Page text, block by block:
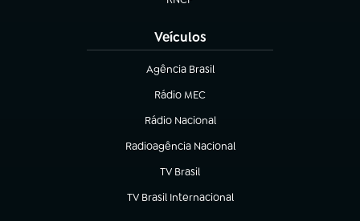
(abre em nova aba)
Veículos
Agência Brasil
(abre em nova aba)
Rádio MEC
(abre em nova aba)
Rádio Nacional
Radioagência Nacional
(abre em nova aba)
TV Brasil
(abre em nova aba)
TV Brasil Internacional
(abre em nova aba)